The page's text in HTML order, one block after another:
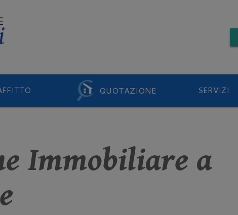
QUOTAZIONE SERVIZI
Immobiliare a